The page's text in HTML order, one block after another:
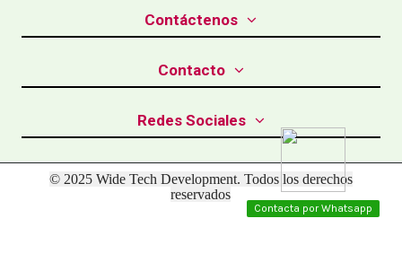
Contáctenos
Contacto
Contacta por Whatsapp
Redes Sociales
© 2025 Wide Tech Development. Todos los derechos
reservados